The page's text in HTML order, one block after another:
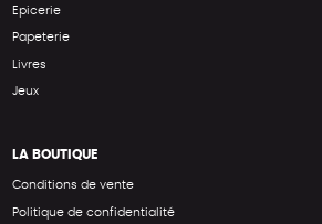
Epicerie
Papeterie
Livres
Jeux
LA BOUTIQUE
Conditions de vente
Politique de confidentialité